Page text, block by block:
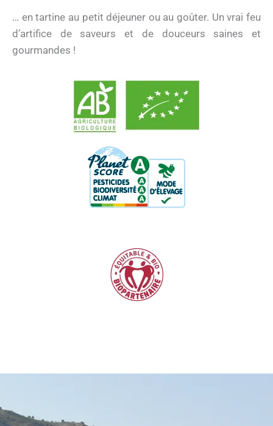
… en tartine au petit déjeuner ou au goûter. Un vrai feu
d’artifice de saveurs et de douceurs saines et
gourmandes !